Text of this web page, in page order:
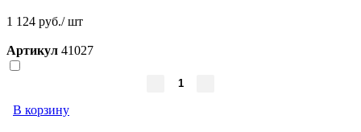
1 124 руб./ шт
Артикул 41027
В корзину